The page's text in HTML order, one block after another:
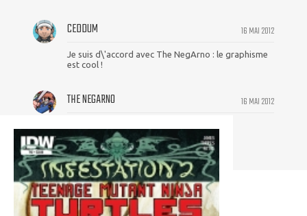
16 MAI 2012
CEDDUM
Je suis d\'accord avec The NegArno : le graphisme
est cool !
16 MAI 2012
THE NEGARNO